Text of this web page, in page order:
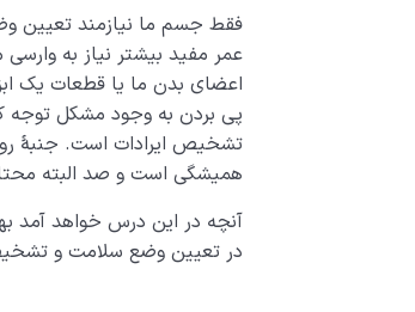
فقط جسم ما نیازمند تعیین
عمر مفید بیشتر نیاز به وارسی
اعضای بدن ما یا قطعات یک
پی بردن به وجود مشکل توجه
تشخیص ایرادات است. جنبۀ
همیشگی است و صد البته
آنچه در این درس خواهد آمد
در تعیین وضع سلامت و